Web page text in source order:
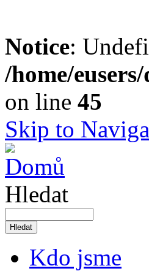
Notice:
/home/
on line 45
Skip to
Hledat
Kdo jsme